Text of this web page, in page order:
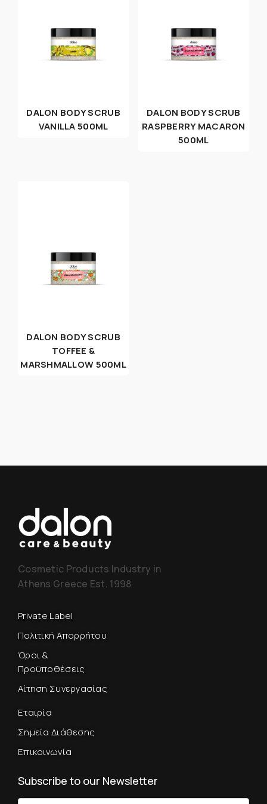
DALON BODY SCRUB
VANILLA 500ML
DALON BODY SCRUB
RASPBERRY MACARON
500ML
DALON BODY SCRUB
TOFFEE &
MARSHMALLOW 500ML
Cosmetic Products Industry in
Athens Greece Est. 1998
Private Label
Πολιτική Απορρήτου
Όροι &
Προϋποθέσεις
Αίτηση Συνεργασίας
Εταιρία
Σημεία Διάθεσης
Επικοινωνία
Subscribe to our Newsletter